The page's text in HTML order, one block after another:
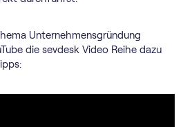
Unternehmensgründung
die sevdesk Video Reihe dazu